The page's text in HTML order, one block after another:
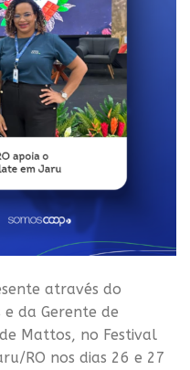
através do
da Gerente de
Mattos, no Festival
RO nos dias 26 e 27